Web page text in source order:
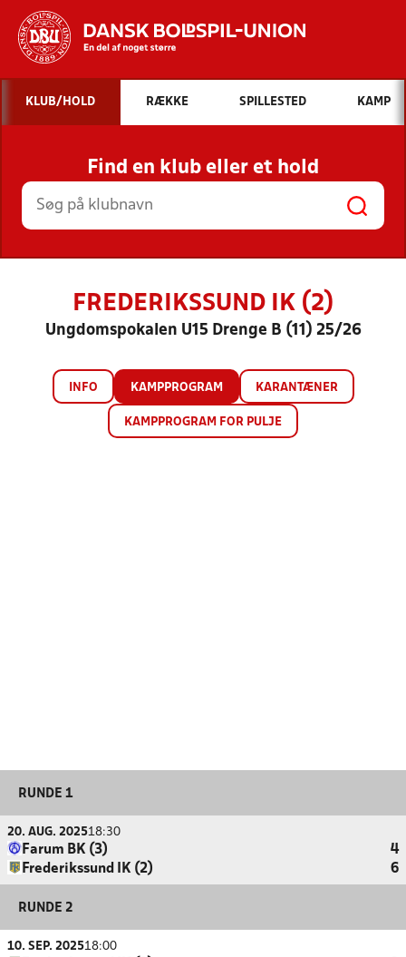
Hvad vil du søge efter?
INDHOLD OG NYHEDER
STILLINGER, RESULTATER, KLUBBER OG
HOLD
KLUB/HOLD RÆKKE SPILLESTED KAMP
Find en klub eller et hold
FREDERIKSSUND IK (2)
Ungdomspokalen U15 Drenge B (11) 25/26
INFO KAMPPROGRAM KARANTÆNER
KAMPPROGRAM FOR PULJE
RUNDE 1
20. AUG. 202518:30
Farum BK (3)
4
Frederikssund IK (2)
6
RUNDE 2
10. SEP. 202518:00